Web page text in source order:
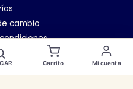
cambio
Carrito Mi cuenta